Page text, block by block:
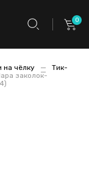
0
на чёлку
Тик-
заколок-